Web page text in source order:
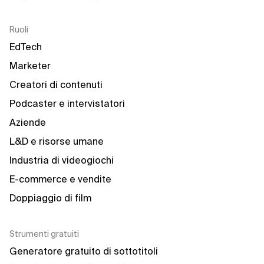
Ruoli
EdTech
Marketer
Creatori di contenuti
Podcaster e intervistatori
Aziende
L&D e risorse umane
Industria di videogiochi
E-commerce e vendite
Doppiaggio di film
Strumenti gratuiti
Generatore gratuito di sottotitoli